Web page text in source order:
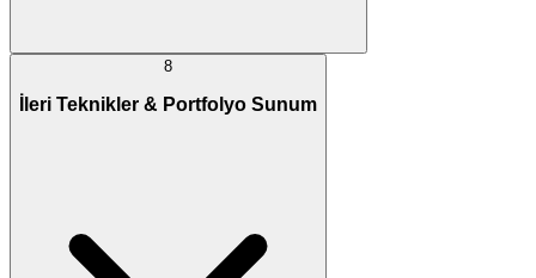
8
İleri Teknikler & Portfolyo Sunum